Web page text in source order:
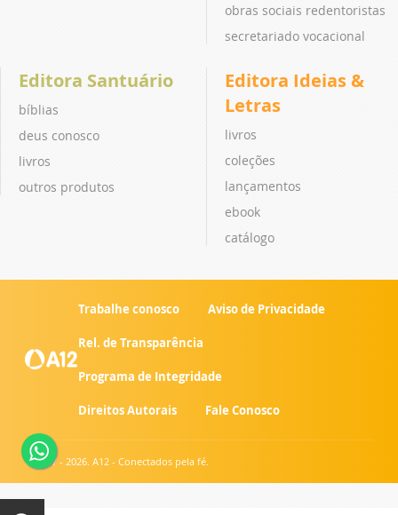
obras sociais redentoristas
secretariado vocacional
Editora Santuário
bíblias
deus conosco
livros
outros produtos
Editora Ideias &
Letras
livros
coleções
lançamentos
ebook
catálogo
Trabalhe conosco Aviso de Privacidade
Rel. de Transparência
Programa de Integridade
Direitos Autorais Fale Conosco
© 2007 - 2026. A12 - Conectados pela fé.